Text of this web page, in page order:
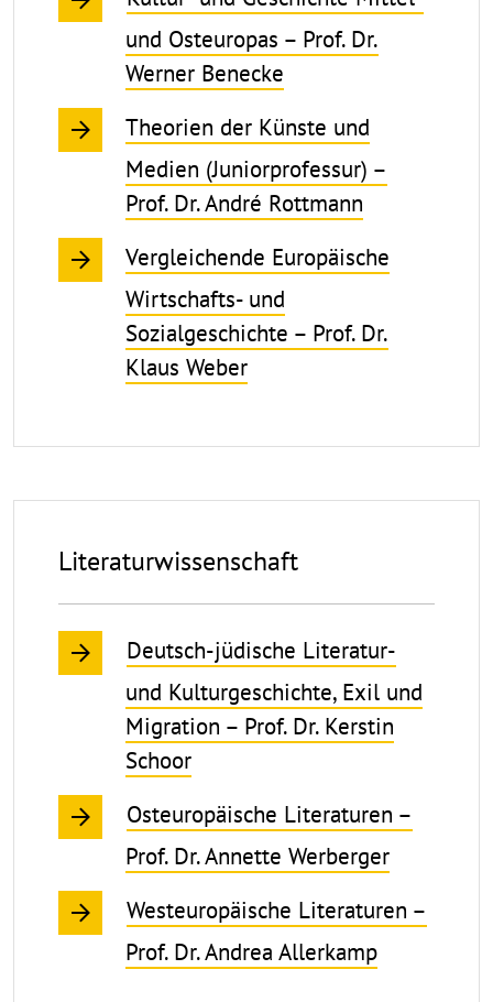
und Osteuropas – Prof. Dr.
Werner Benecke
Theorien der Künste und
Medien (Juniorprofessur) –
Prof. Dr. André Rottmann
Vergleichende Europäische
Wirtschafts- und
Sozialgeschichte – Prof. Dr.
Klaus Weber
Literaturwissenschaft
Deutsch-jüdische Literatur-
und Kulturgeschichte, Exil und
Migration – Prof. Dr. Kerstin
Schoor
Osteuropäische Literaturen –
Prof. Dr. Annette Werberger
Westeuropäische Literaturen –
Prof. Dr. Andrea Allerkamp